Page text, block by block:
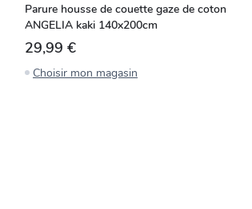
Parure housse de couette gaze de coton
ANGELIA kaki 140x200cm
29,99 €
Choisir mon magasin